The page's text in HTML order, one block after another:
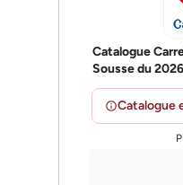
Catalogue
Sousse du
infoCatalogue